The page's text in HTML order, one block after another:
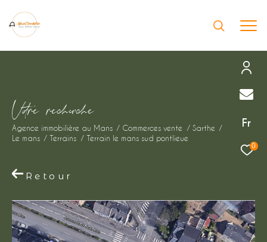
Fr
0
Vore recece
Agence immobilière au Mans Commerces vente
Sarthe
Le mans
Terrains Terrain le mans sud pontlieue
Retour
Effectuer une recherche
et trouver le bien qui correspond à vos
critères
d'offre
Vente immobilier professionnel
Type
de
bien
Type de bien